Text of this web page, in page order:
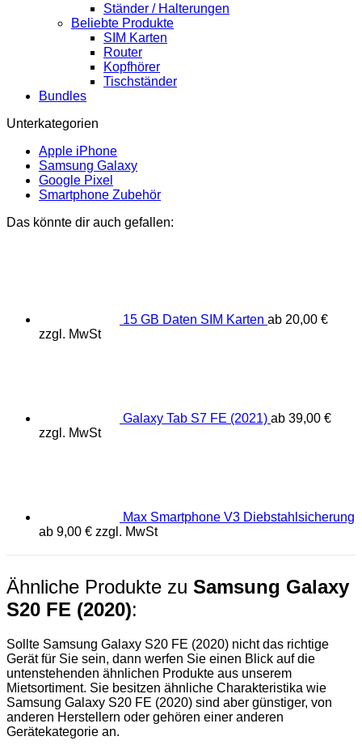
Ständer / Halterungen
Beliebte Produkte
SIM Karten
Router
Kopfhörer
Tischständer
Bundles
Unterkategorien
Apple iPhone
Samsung Galaxy
Google Pixel
Smartphone Zubehör
Das könnte dir auch gefallen:
15 GB Daten SIM Karten ab 20,00 €
zzgl. MwSt
Galaxy Tab S7 FE (2021) ab 39,00 €
zzgl. MwSt
Max Smartphone V3 Diebstahlsicherung
ab 9,00 € zzgl. MwSt
Ähnliche Produkte zu Samsung Galaxy
S20 FE (2020):
Sollte Samsung Galaxy S20 FE (2020) nicht das richtige
Gerät für Sie sein, dann werfen Sie einen Blick auf die
untenstehenden ähnlichen Produkte aus unserem
Mietsortiment. Sie besitzen ähnliche Charakteristika wie
Samsung Galaxy S20 FE (2020) sind aber günstiger, von
anderen Herstellern oder gehören einer anderen
Gerätekategorie an.